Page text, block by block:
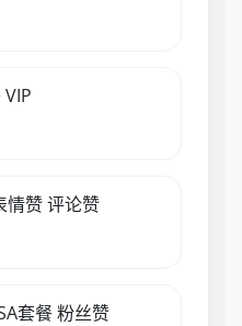
赞 评论赞
套餐 粉丝赞